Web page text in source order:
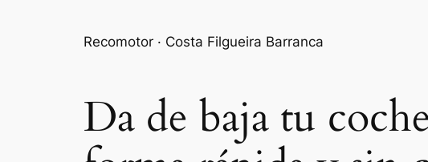
Recomotor · Costa Filgueira Barranca
Da de baja tu